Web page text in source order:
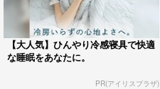
【大人気】ひんやり冷感寝具で快適
な睡眠をあなたに。
PR(アイリスプラザ)